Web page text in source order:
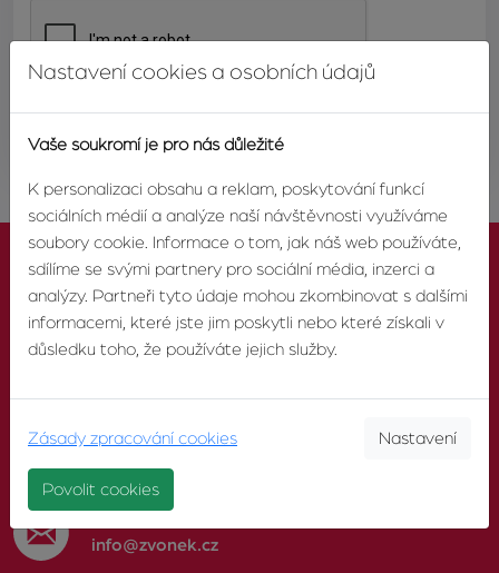
ODESLAT
KONTAKTUJTE NÁS
603 246 680
info@zvonek.cz
Nastavení cookies a osobních údajů
Vaše soukromí je pro nás důležité
K personalizaci obsahu a reklam, poskytování funkcí
sociálních médií a analýze naší návštěvnosti využíváme
soubory cookie. Informace o tom, jak náš web používáte,
sdílíme se svými partnery pro sociální média, inzerci a
analýzy. Partneři tyto údaje mohou zkombinovat s dalšími
informacemi, které jste jim poskytli nebo které získali v
důsledku toho, že používáte jejich služby.
Zásady zpracování cookies Nastavení
Povolit cookies